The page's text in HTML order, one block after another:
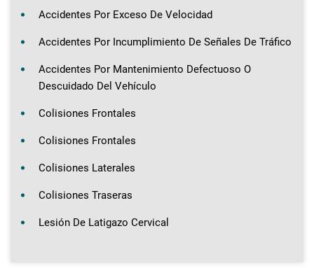
Accidentes Por Exceso De Velocidad
Accidentes Por Incumplimiento De Señales De Tráfico
Accidentes Por Mantenimiento Defectuoso O
Descuidado Del Vehículo
Colisiones Frontales
Colisiones Frontales
Colisiones Laterales
Colisiones Traseras
Lesión De Latigazo Cervical